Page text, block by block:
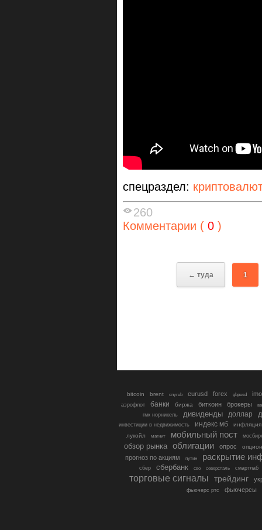
спецраздел:
260
Комментарии ( 0 )
← туда 1
bitcoin brent cnyrub eurusd forex gbpusd
аэрофлот банки биржа биткоин брокеры
гмк норникель
дивиденды доллар
инвестиции в недвижимость индекс мб
инфляция
лукойл
магнит мобильный пост
обзор рынка облигации опрос
прогноз по акциям путин раскрытие
сбер сбербанк сво северсталь смартлаб
торговые сигналы трейдинг
фьючерс ртс фьючерсы